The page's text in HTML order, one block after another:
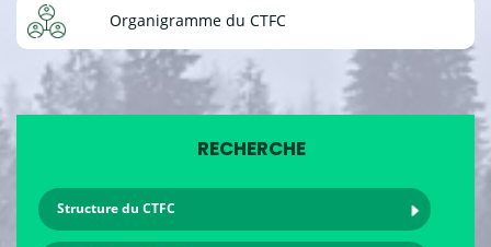
Organigramme du CTFC
RECHERCHE
Structure du CTFC